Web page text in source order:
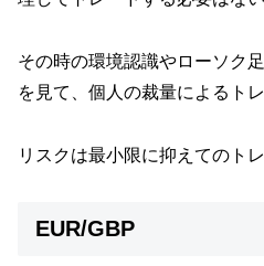
その時の環境認識やローソク
を見て、個人の裁量によるト
リスクは最小限に抑えてのト
EUR/GBP